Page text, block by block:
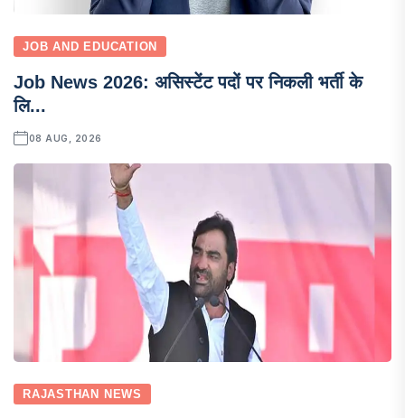
JOB AND EDUCATION
Job News 2026: असिस्टेंट पदों पर निकली भर्ती के
लि...
08 AUG, 2026
RAJASTHAN NEWS